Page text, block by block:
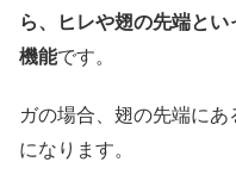
ら、ヒレや翅の先端と
機能です。
ガの場合、翅の先端に
になります。